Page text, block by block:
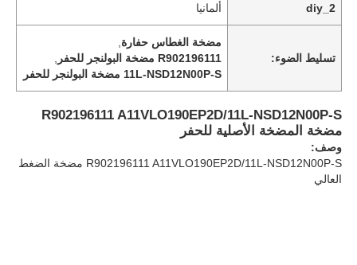
فيديوهات
معلومات عنا
diy_2 ألمانيا
تسليط الضوء:
مضخة الغطاس حفارة
R902196111 مضخة البولنجر للحفر
11L-NSD12N00P-S مضخة البولنجر للحفر
R902196111 A11VLO190EP2D/11L-NSD12N00P-S
مضخة المضخة الأصلية للحفر
وصف:
R902196111 A11VLO190EP2D/11L-NSD12N00P-S مضخة الضغط
العالي